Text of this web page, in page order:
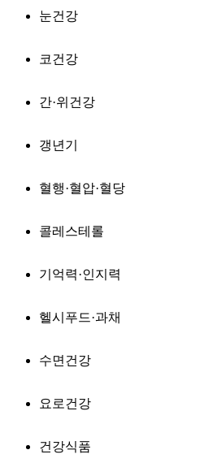
눈건강
코건강
간·위건강
갱년기
혈행·혈압·혈당
콜레스테롤
기억력·인지력
헬시푸드·과채
수면건강
요로건강
건강식품